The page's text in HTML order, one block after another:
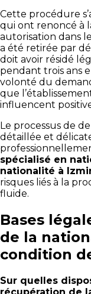
Cette procédure
qui ont renoncé à
autorisation dans
a été retirée par
doit avoir résidé
pendant trois ans
volonté du
que
influencent
Le processus de
détaillée et
spécialisé en
nationalité à
risques liés à la
fluide.
Bases
de la
condition
Sur quelles